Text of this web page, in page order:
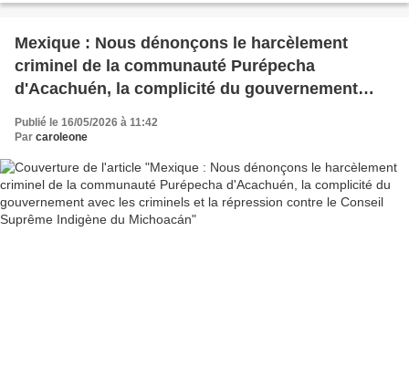
Mexique : Nous dénonçons le harcèlement
criminel de la communauté Purépecha
d'Acachuén, la complicité du gouvernement
Conseil Suprême Indigène du Michoacán
Publié le 16/05/2026 à 11:42
Par caroleone